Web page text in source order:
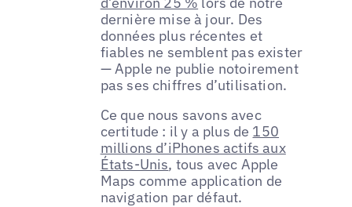
dernière mise à jour. Des
données plus récentes et
fiables ne semblent pas exister
— Apple ne publie notoirement
pas ses chiffres d’utilisation.
Ce que nous savons avec
certitude : il y a plus de 150
millions d’iPhones actifs aux
États-Unis, tous avec Apple
Maps comme application de
navigation par défaut.